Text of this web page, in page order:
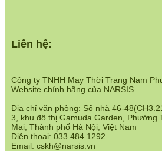
Công ty TNHH May Thời Trang Nam
Website chính hãng của NARSIS
Địa chỉ văn phòng: Số nhà 46-
3, khu đô thị Gamuda Garden, Phường
Mai, Thành phố Hà Nội, Việt Nam
Điện thoại: 033.484.1292
Email: cskh@narsis.vn
Liên hệ: